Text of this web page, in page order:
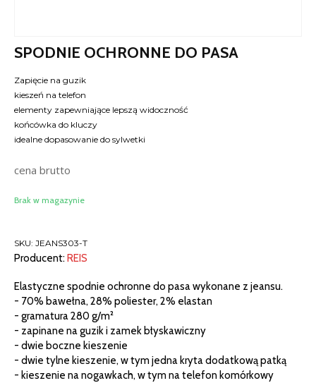
SPODNIE OCHRONNE DO PASA
Zapięcie na guzik
kieszeń na telefon
elementy zapewniające lepszą widoczność
końcówka do kluczy
idealne dopasowanie do sylwetki
cena brutto
Brak w magazynie
SKU: JEANS303-T
Producent:REIS
Elastyczne spodnie ochronne do pasa wykonane z jeansu.
- 70% bawełna, 28% poliester, 2% elastan
- gramatura 280 g/m²
- zapinane na guzik i zamek błyskawiczny
- dwie boczne kieszenie
- dwie tylne kieszenie, w tym jedna kryta dodatkową patką
- kieszenie na nogawkach, w tym na telefon komórkowy